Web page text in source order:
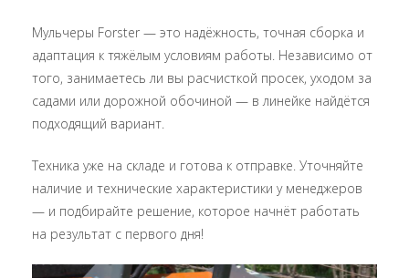
Мульчеры Forster — это надёжность, точная сборка и
адаптация к тяжёлым условиям работы. Независимо от
того, занимаетесь ли вы расчисткой просек, уходом за
садами или дорожной обочиной — в линейке найдётся
подходящий вариант.
Техника уже на складе и готова к отправке. Уточняйте
наличие и технические характеристики у менеджеров
— и подбирайте решение, которое начнёт работать
на результат с первого дня!